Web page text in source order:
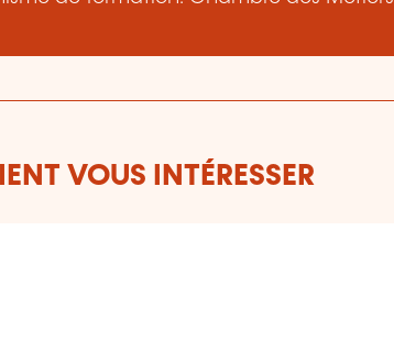
VOUS INTÉRESSER